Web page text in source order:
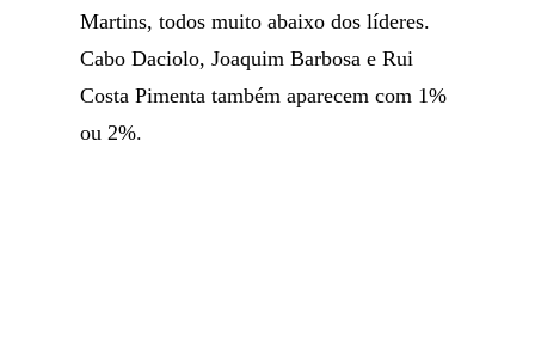
Martins, todos muito abaixo dos líderes.
Cabo Daciolo, Joaquim Barbosa e Rui
Costa Pimenta também aparecem com 1%
ou 2%.